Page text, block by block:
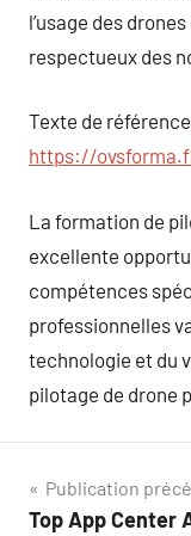
l’usage des
respectueux des
Texte de
https://
La formation de
excellente
compétences
professionnelles
technologie et du
pilotage de drone
Navigation
Publication
Top App Center